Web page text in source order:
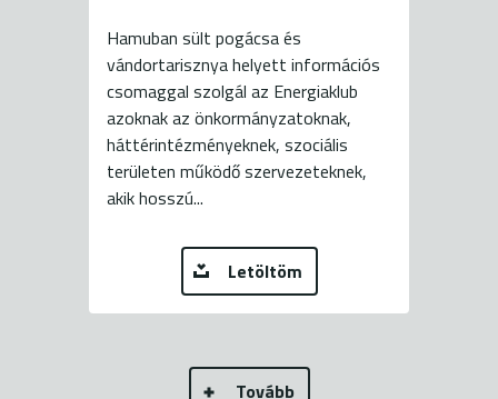
Hamuban sült pogácsa és
vándortarisznya helyett információs
csomaggal szolgál az Energiaklub
azoknak az önkormányzatoknak,
háttérintézményeknek, szociális
területen működő szervezeteknek,
akik hosszú...
Letöltöm
Tovább